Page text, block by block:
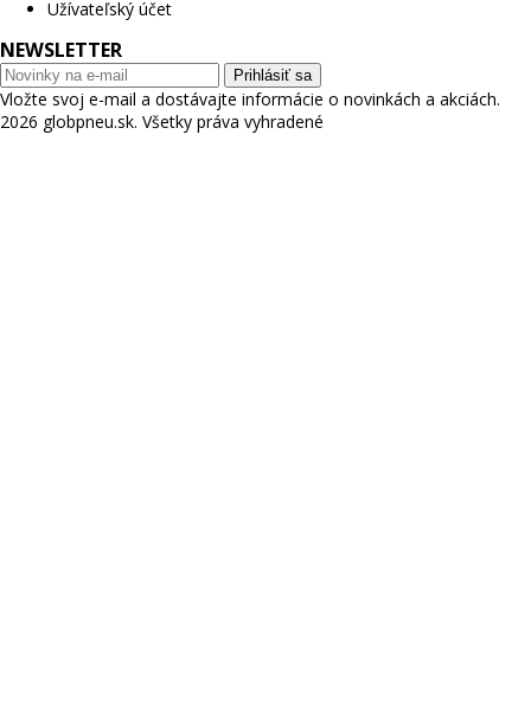
Užívateľský účet
NEWSLETTER
Prihlásiť sa
Vložte svoj e-mail a dostávajte informácie o novinkách a akciách.
2026 globpneu.sk. Všetky práva vyhradené